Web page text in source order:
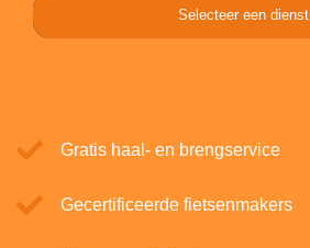
Selecteer een dienst
Gratis haal- en brengservice
Gecertificeerde fietsenmakers